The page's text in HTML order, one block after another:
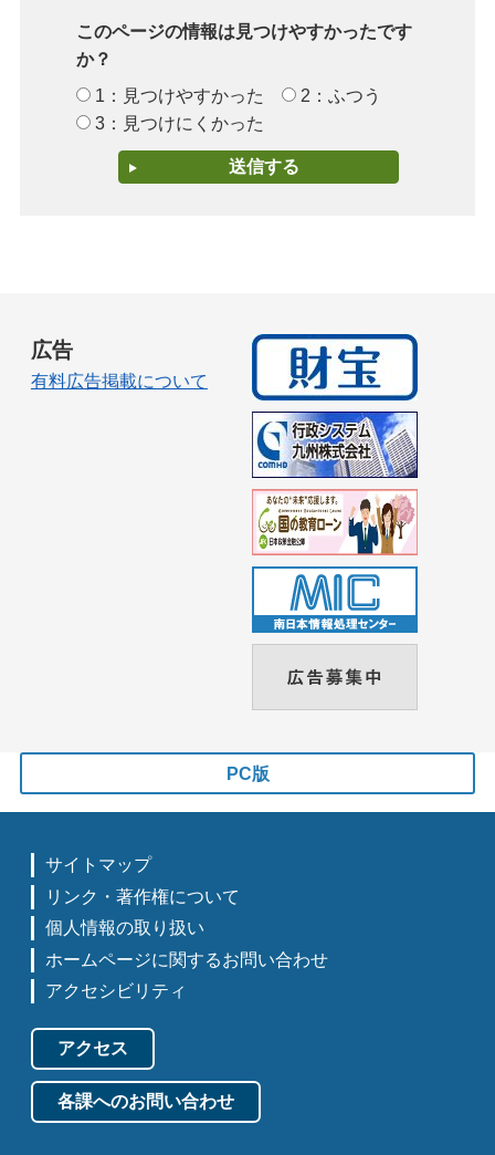
このページの情報は見つけやすかったです
か？
1：見つけやすかった
2：ふつう
3：見つけにくかった
広告
有料広告掲載について
PC版
サイトマップ
リンク・著作権について
個人情報の取り扱い
ホームページに関するお問い合わせ
アクセシビリティ
アクセス
各課へのお問い合わせ